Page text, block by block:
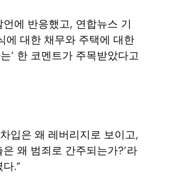
에 반응했고, 연합뉴스 기
에 대한 채무와 주택에 대한
’ 한 코멘트가 주목받았다고
입은 왜 레버리지로 보이고,
왜 범죄로 간주되는가?’라
.”